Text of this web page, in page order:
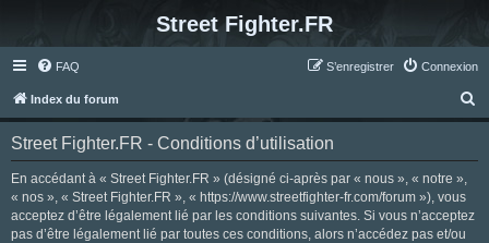
Street Fighter.FR
FAQ Connexion
S’enregistrer
Index du forum
e
Street Fighter.FR - Conditions d’utilisation
En accédant à « Street Fighter.FR » (désigné ci-après par « nous », « notre »,
« nos », « Street Fighter.FR », « https://www.streetfighter-fr.com/forum »), vous
acceptez d’être légalement lié par les conditions suivantes. Si vous n’acceptez
pas d’être légalement lié par toutes ces conditions, alors n’accédez pas et/ou